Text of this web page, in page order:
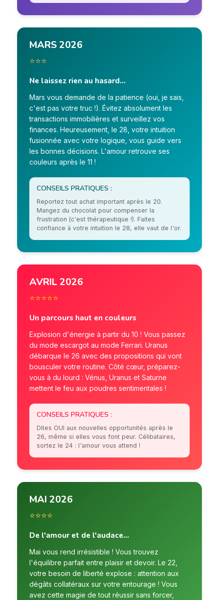
MARS 2026
⭐⭐⭐
Ne laissez rien au hasard...
Mars vous demande de la patience (oui, je sais,
c'est pas votre truc !). Évitez absolument les
transactions immobilières et surveillez vos
finances. Heureusement, le 28, votre intuition
fusionnée avec votre logique, vous guide vers
les bonnes décisions. L'amour retrouve ses
couleurs après le 11 !
CONSEILS PRATIQUES :
Reportez tout achat important après le 20.
Mangez du chocolat pour compenser la
frustration (c'est thérapeutique !). Faites
confiance à votre intuition le 28, elle vaut de l'or.
AVRIL 2026
⭐⭐⭐⭐⭐
Un parcours haut en couleurs
Explosion d'énergie à partir du 10 ! Vous passez
du mode escargot au mode Ferrari. Uranus
débarque le 26 avec des propositions qui vont
bousculer votre routine. Côté cœur, préparez-
vous à du lourd : Vénus, Uranus et Saturne
mettent le feu aux poudres sentimentales !
CONSEILS PRATIQUES :
Dites OUI aux nouvelles opportunités après le
26, même si elles vous font peur. Célibataires,
sortez le 24 : l'amour vous attend !
MAI 2026
⭐⭐⭐⭐
De l'amour et de l'audace...
Mai vous rend irrésistible ! Vous trouvez
l'équilibre parfait entre plaisir et devoir. Le 22,
votre besoin de liberté explose : attention aux
dégâts collatéraux sur votre entourage ! Vous
avez cette magie de tout réussir sans forcer,